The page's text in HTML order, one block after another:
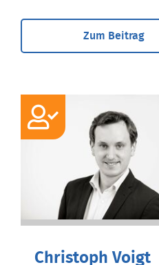
Zum Beitrag
Christoph Voigt